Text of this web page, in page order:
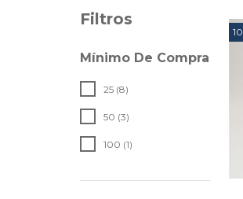
Filtros
Mínimo De Compra
25 (8)
50 (3)
100 (1)
10